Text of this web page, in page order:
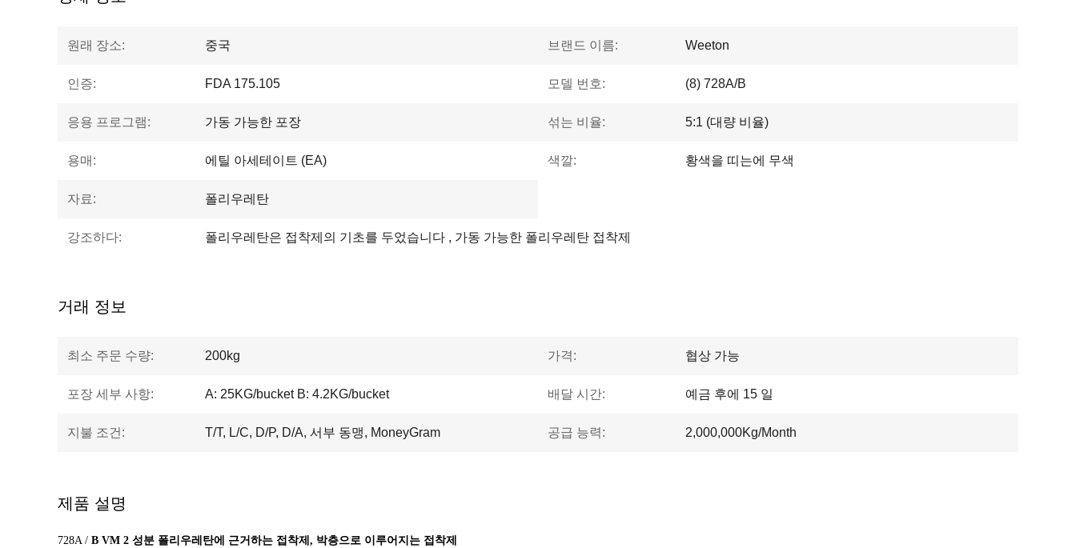
원래 장소: 중국 브랜드 이름: Weeton
인증: FDA 175.105 모델 번호: (8) 728A/B
응용 프로그램: 가동 가능한 포장 섞는 비율: 5:1 (대량 비율)
용매: 에틸 아세테이트 (EA) 색깔: 황색을 띠는에 무색
자료: 폴리우레탄
강조하다: 폴리우레탄은 접착제의 기초를 두었습니다 , 가동 가능한 폴리우레탄 접착제
거래 정보
최소 주문 수량: 200kg 가격: 협상 가능
포장 세부 사항: A: 25KG/bucket B: 4.2KG/bucket 배달 시간: 예금 후에 15 일
지불 조건: T/T, L/C, D/P, D/A, 서부 동맹, MoneyGram 공급 능력: 2,000,000Kg/Month
제품 설명
728A / B VM 2 성분 폴리우레탄에 근거하는 접착제, 박층으로 이루어지는 접착제